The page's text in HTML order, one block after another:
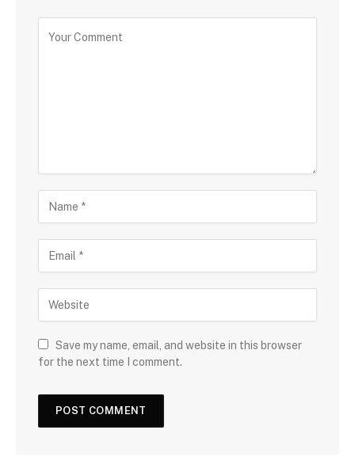
Save my name, email, and website in this browser
for the next time I comment.